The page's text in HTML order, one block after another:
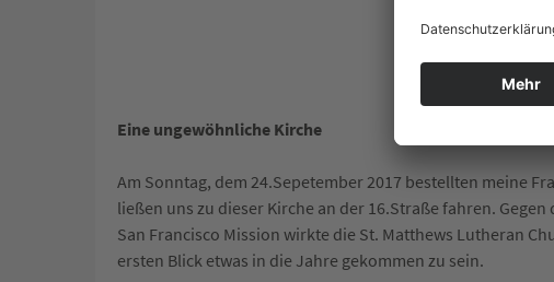
Eine ungewöhnliche Kirche
Am Sonntag, dem 24.Sepetember 2017 bestellten meine
ließen uns zu dieser Kirche an der 16.Straße fahren.
San Francisco Mission wirkte die St. Matthews Lutheran
ersten Blick etwas in die Jahre gekommen zu sein.